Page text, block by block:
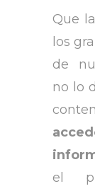
Que
los
de
no lo
el